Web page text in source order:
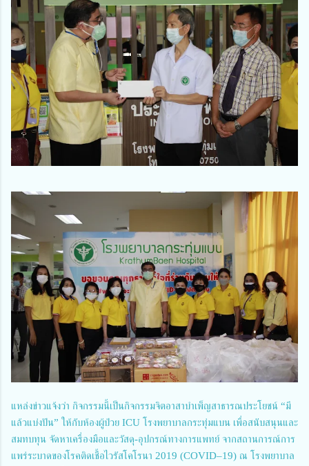
แหล่งข่าวแจ้งว่า กิจกรรมนี้เป็นกิจกรรมจิตอาสาบำเพ็ญสาธารณประโยชน์ “มี
แล้วแบ่งปัน” ให้กับห้องผู้ป่วย ICU โรงพยาบาลกระทุ่มแบน เพื่อสนับสนุนและ
สมทบทุน จัดหาเครื่องมือและวัสดุ-อุปกรณ์ทางการแพทย์ จากสถานการณ์การ
แพร่ระบาดของโรคติดเชื้อไวรัสโคโรนา 2019 (COVID–19) ณ โรงพยาบาล